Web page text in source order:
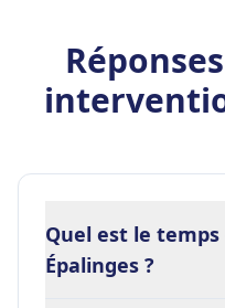
Quel est le
Épalinges ?